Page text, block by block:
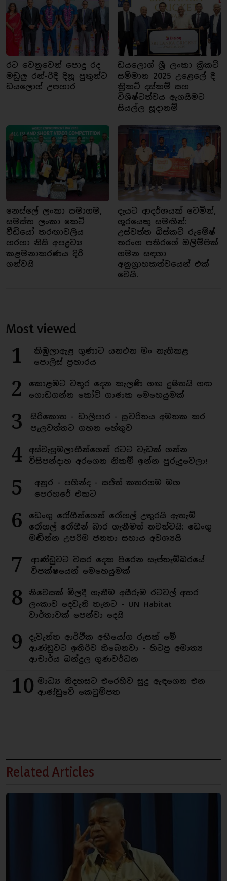
රට වෙනුවෙන් පොදු රද
මඩුලු රන්-රිදී දිනූ පුතුන්ට
ඩයලොග් උපහාර
ඩයලොග් ශ්‍රී ලංකා ක්‍රිකට්
සම්මාන 2025 උළෙලේ දී
ක්‍රිකට් දස්කම් සහ
විශිෂ්ටත්වය ඇගයීමට
සියල්ල සූදානම්
නෙස්ලේ ලංකා සමාගම,
සමස්ත ලංකා කෙටි
වීඩියෝ තරඟාවලිය
හරහා නිසි අපද්‍රව්‍ය
කළමනාකරණය දිරි
ගන්වයි
දැයට ආදර්ශයක් වෙමින්,
ශූරයෙකු සමඟින්:
උස්වත්ත බිස්කට් රුමේෂ්
තරංග පතිරගේ ඔලිම්පික්
ගමන සඳහා
අනුග්‍රාහකත්වයෙන් එක්
වෙයි.
Most viewed
1
කිඹුලාඇළ ගුණාට යනඑන මං නැතිකළ
පොලිස් ප්‍රහාරය
2
කොළඹට වතුර දෙන කැලණි ගඟ දුෂිතයි ගඟ
ගොඩගන්න කෝටි ගාණක මෙහෙයුමක්
3
සිරිකොත - ඩාලිපාර - සුචරිතය අමතක කර
පැලවත්තට ගහන හේතුව
4
අස්වැසුමලාභීන්ගෙන් රටට වැඩක් ගන්න
විසිපන්දාහ අරගෙන නිකම් ඉන්න පුරුදුවෙලා!
5
අනුර - පහින්ද - සජිත් කතරගම මහ
පෙරහරේ එකට
6
ඩෙංගු රෝගීන්ගෙන් රෝහල් උතුරයි ඇතැම්
රෝහල් රෝගීන් බාර ගැනීමත් නවත්වයි: ඩෙංගු
මඬින්න උපරිම ජනතා සහාය අවශ්‍යයි
7
ආණ්ඩුවට වසර දෙක පිරෙන සැප්තැම්බරයේ
විපක්ෂයෙන් මෙහෙයුමක්
8
නිවෙසක් මිලදී ගැනීම අසීරුම රටවල් අතර
ලංකාව දෙවැනි තැනට - UN Habitat
වාර්තාවක් පෙන්වා දෙයි
9
දැවැන්ත ආර්ථික අභියෝග රුසක් මේ
ආණ්ඩුවට ඉතිරිව තිබෙනවා - හිටපු අමාත්‍ය
ආචාර්ය බන්දුල ගුණවර්ධන
10 මාධ්‍ය නිදහසට එරෙහිව සුදු ඇඳගෙන එන
ආණ්ඩුවේ කෙටුම්පත
Related Articles